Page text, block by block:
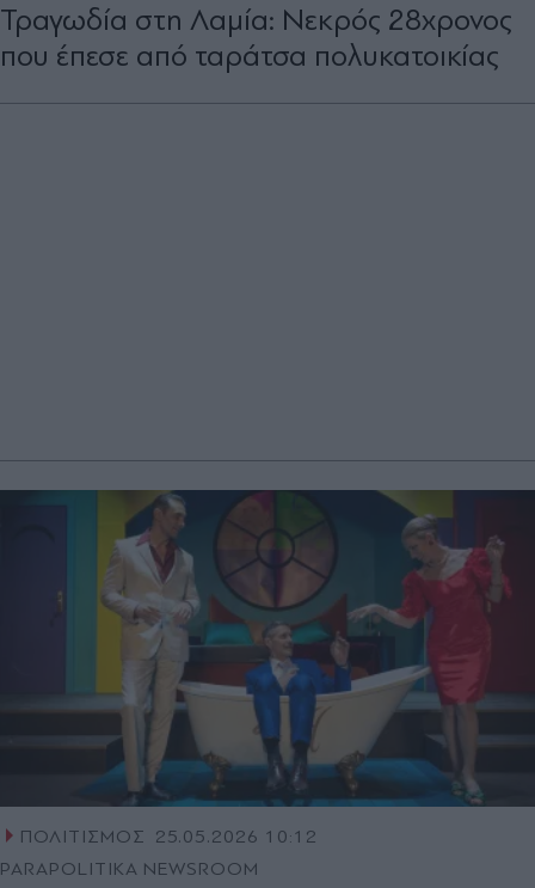
Τραγωδία στη Λαμία: Νεκρός 28χρονος
που έπεσε από ταράτσα πολυκατοικίας
ΠΟΛΙΤΙΣΜΟΣ
25.05.2026 10:12
PARAPOLITIKA NEWSROOM